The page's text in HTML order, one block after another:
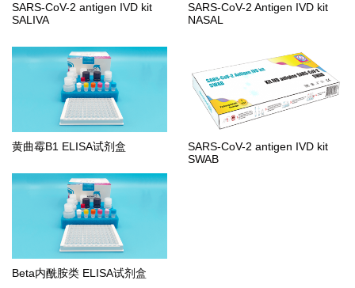
SARS-CoV-2 antigen IVD kit
SALIVA
SARS-CoV-2 Antigen IVD kit
NASAL
黄曲霉B1 ELISA试剂盒
SARS-CoV-2 antigen IVD kit
SWAB
Beta内酰胺类 ELISA试剂盒